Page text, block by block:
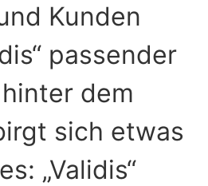
Kunden
passender
dem
sich etwas
„Validis“